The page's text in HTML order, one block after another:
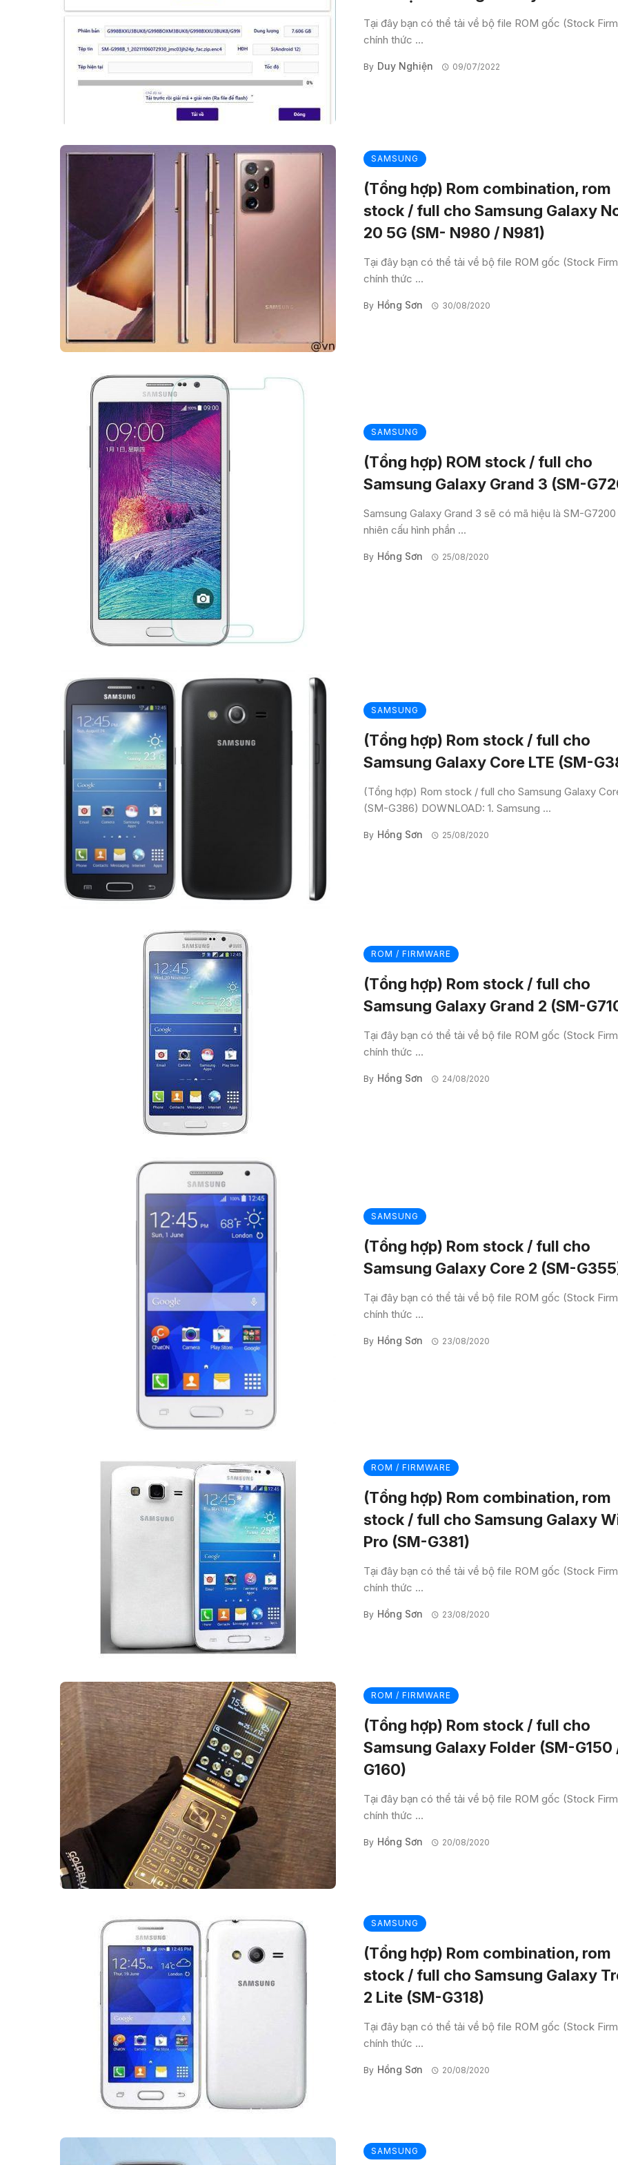
Tại đây bạn có thể tải về bộ file ROM gốc (Stock
chính thức ...
By Duy Nghiện 09/07/2022
SAMSUNG
(Tổng hợp) Rom combination, rom
stock / full cho Samsung Galaxy
20 5G (SM- N980 / N981)
Tại đây bạn có thể tải về bộ file ROM gốc (Stock
chính thức ...
By Hồng Sơn 30/08/2020
SAMSUNG
(Tổng hợp) ROM stock / full cho
Samsung Galaxy Grand 3 (SM-
Samsung Galaxy Grand 3 sẽ có mã hiệu là SM-
nhiên cấu hình phần ...
By Hồng Sơn 25/08/2020
SAMSUNG
(Tổng hợp) Rom stock / full cho
Samsung Galaxy Core LTE (SM-
(Tổng hợp) Rom stock / full cho Samsung Galaxy
(SM-G386) DOWNLOAD: 1. Samsung ...
By Hồng Sơn 25/08/2020
ROM / FIRMWARE
(Tổng hợp) Rom stock / full cho
Samsung Galaxy Grand 2 (SM-
Tại đây bạn có thể tải về bộ file ROM gốc (Stock
chính thức ...
By Hồng Sơn 24/08/2020
SAMSUNG
(Tổng hợp) Rom stock / full cho
Samsung Galaxy Core 2 (SM-
Tại đây bạn có thể tải về bộ file ROM gốc (Stock
chính thức ...
By Hồng Sơn 23/08/2020
ROM / FIRMWARE
(Tổng hợp) Rom combination, rom
stock / full cho Samsung Galaxy
Pro (SM-G381)
Tại đây bạn có thể tải về bộ file ROM gốc (Stock
chính thức ...
By Hồng Sơn 23/08/2020
ROM / FIRMWARE
(Tổng hợp) Rom stock / full cho
Samsung Galaxy Folder (SM-G150
G160)
Tại đây bạn có thể tải về bộ file ROM gốc (Stock
chính thức ...
By Hồng Sơn 20/08/2020
SAMSUNG
(Tổng hợp) Rom combination, rom
stock / full cho Samsung Galaxy
2 Lite (SM-G318)
Tại đây bạn có thể tải về bộ file ROM gốc (Stock
chính thức ...
By Hồng Sơn 20/08/2020
SAMSUNG